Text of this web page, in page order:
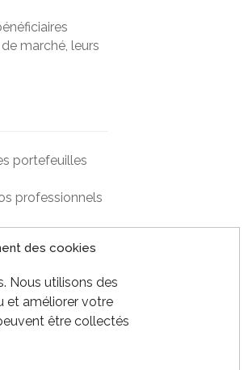
des cookies
Nous utilisons des
et améliorer votre
être collectés
marché, leurs
portefeuilles
professionnels
procédures du
créent plusieurs
Growth.